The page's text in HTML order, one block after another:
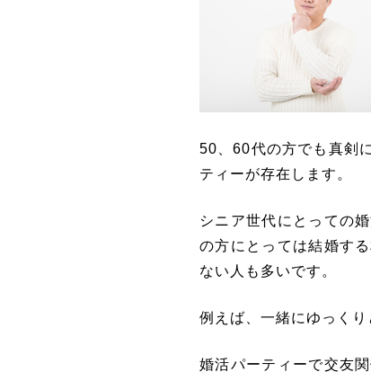
50、60代の方でも真剣
ティーが存在します。
シニア世代にとっての
の方にとっては結婚す
ない人も多いです。
例えば、一緒にゆっく
婚活パーティーで交友